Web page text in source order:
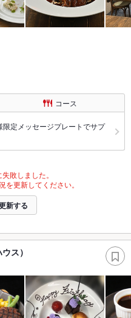
コース
定メッセージプレートでサプ
敗しました。
更新してください。
新する
ス）